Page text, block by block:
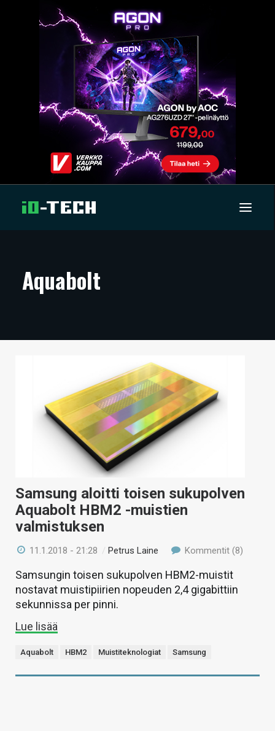
ARTIKKELIT
TECHBBS
VAIHDA TEEMA
HAKU
Aquabolt
Samsung aloitti toisen sukupolven
Aquabolt HBM2 -muistien
valmistuksen
11.1.2018 - 21:28 /Petrus Laine Kommentit (8)
Samsungin toisen sukupolven HBM2-muistit
nostavat muistipiirien nopeuden 2,4 gigabittiin
sekunnissa per pinni.
Lue lisää
Aquabolt HBM2 Muistiteknologiat Samsung